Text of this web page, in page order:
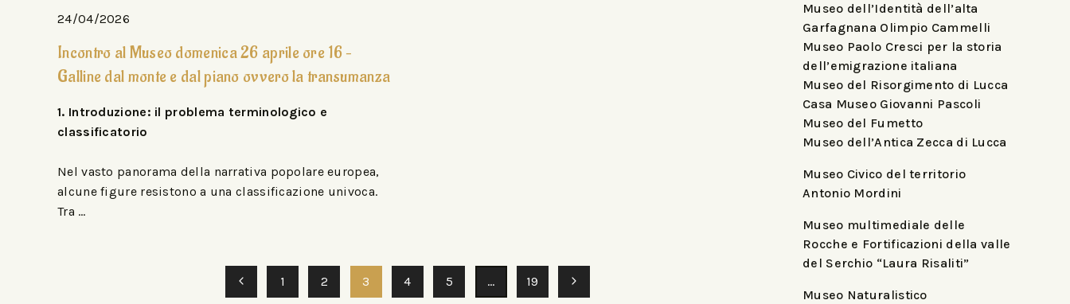
24/04/2026
Incontro al Museo domenica 26 aprile ore 16 –
Galline dal monte e dal piano ovvero la transumanza
1. Introduzione: il problema terminologico e
classificatorio
Nel vasto panorama della narrativa popolare europea,
alcune figure resistono a una classificazione univoca.
Tra …
1 2 3 4 5 … 19
Museo dell’Identità dell’alta
Garfagnana Olimpio Cammelli
Museo Paolo Cresci per la storia
dell’emigrazione italiana
Museo del Risorgimento di Lucca
Casa Museo Giovanni Pascoli
Museo del Fumetto
Museo dell’Antica Zecca di Lucca
Museo Civico del territorio
Antonio Mordini
Museo multimediale delle
Rocche e Fortificazioni della valle
del Serchio “Laura Risaliti”
Museo Naturalistico